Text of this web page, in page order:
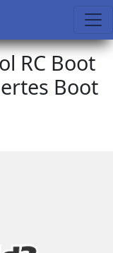
RC Boot
Boot